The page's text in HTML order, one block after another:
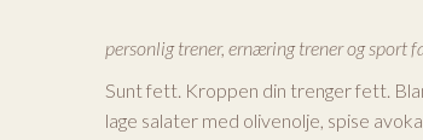
personlig trener, ernæring trener og sport
Sunt fett. Kroppen din trenger fett.
lage salater med olivenolje, spise